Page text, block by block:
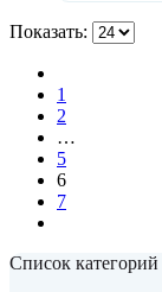
Показать:
1
2
…
5
6
7
Список категорий